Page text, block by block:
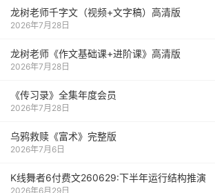
龙树老师千字文（视频+文字稿）高清版
2026年7月28日
龙树老师《作文基础课+进阶课》高清版
2026年7月28日
《传习录》全集年度会员
2026年7月28日
乌鸦救赎《富术》完整版
2026年7月6日
K线舞者6付费文260629:下半年运行结构推演
2026年6月29日